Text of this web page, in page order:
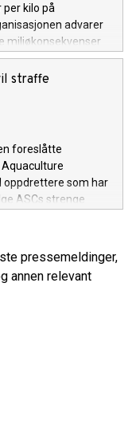
kilo på
advarer
miljøkonsekvenser
straffe
foreslåtte
oppdrettere som har
ASCs strenge
pressemeldinger,
annen relevant